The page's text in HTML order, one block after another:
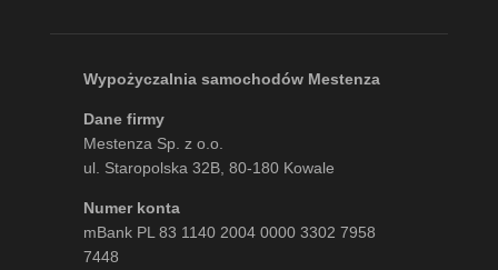
Wypożyczalnia samochodów Mestenza
Dane firmy
Mestenza Sp. z o.o.
ul. Staropolska 32B, 80-180 Kowale
Numer konta
mBank PL 83 1140 2004 0000 3302 7958
7448